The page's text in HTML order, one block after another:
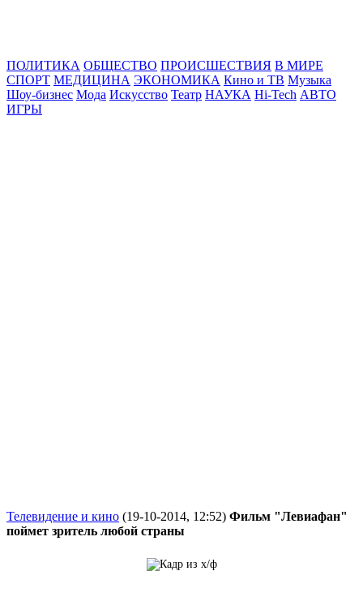
ПОЛИТИКА ОБЩЕСТВО ПРОИСШЕСТВИЯ В МИРЕ
СПОРТ МЕДИЦИНА ЭКОНОМИКА Кино и ТВ Музыка
Шоу-бизнес Мода Искусство Театр НАУКА Hi-Tech АВТО
ИГРЫ
Телевидение и кино (19-10-2014, 12:52) Фильм "Левиафан"
поймет зритель любой страны